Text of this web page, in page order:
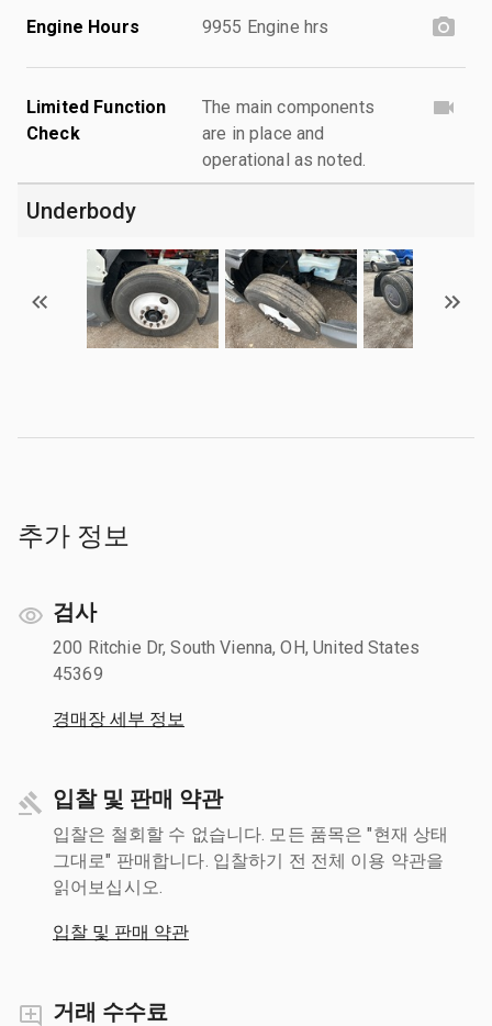
Engine Hours 9955 Engine hrs
Limited Function
Check
The main components
are in place and
operational as noted.
Underbody
추가 정보
검사
200 Ritchie Dr, South Vienna, OH, United States
45369
경매장 세부 정보
입찰 및 판매 약관
입찰은 철회할 수 없습니다. 모든 품목은 "현재 상태
그대로" 판매합니다. 입찰하기 전 전체 이용 약관을
읽어보십시오.
입찰 및 판매 약관
거래 수수료